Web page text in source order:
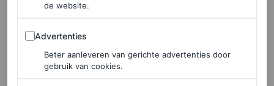
Mijn grootste zegen was dit jaar zonder twijfel het
opzetten van mijn kledingmerk VIVEH, wat ik in maart
lanceerde. Ik heb zoveel geleerd, bakken met liefde
de website.
Advertenties
Advertenties
Beter aanleveren van gerichte advertenties door
gebruik van cookies.